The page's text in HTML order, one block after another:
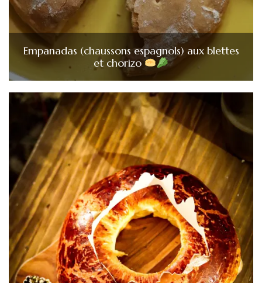
Empanadas (chaussons espagnols) aux blettes
et chorizo